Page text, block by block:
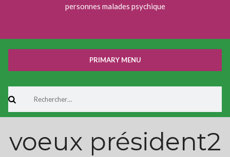
personnes malades psychique
PRIMARY MENU
voeux président2